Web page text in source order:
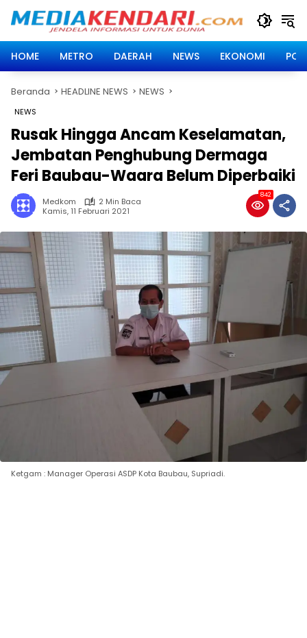
HOME
METRO DAERAH NEWS EKONOMI
Beranda HEADLINE NEWS NEWS
NEWS
Rusak Hingga Ancam Keselamatan,
Jembatan Penghubung Dermaga
Feri Baubau-Waara Belum Diperbaiki
Medkom
2 Min Baca
Kamis, 11 Februari 2021
842
Ketgam : Manager Operasi ASDP Kota Baubau, Supriadi.